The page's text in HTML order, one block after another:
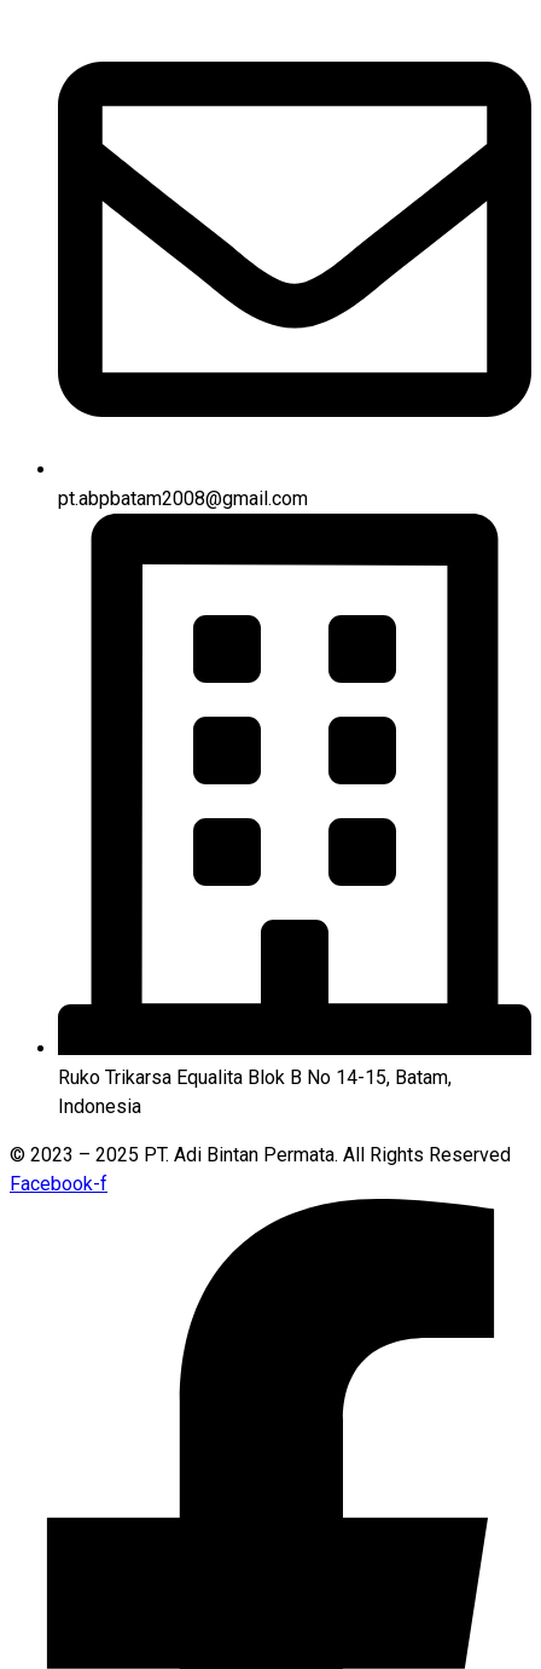
pt.abpbatam2008@gmail.com
Ruko Trikarsa Equalita Blok B No 14-15, Batam,
Indonesia
© 2023 – 2025 PT. Adi Bintan Permata. All Rights Reserved
Facebook-f